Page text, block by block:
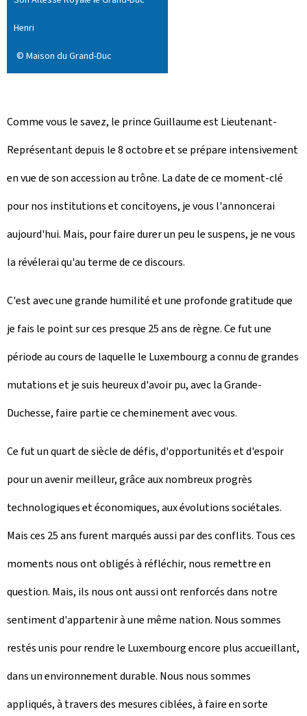
Henri
© Maison du Grand-Duc
Comme vous le savez, le prince Guillaume est Lieutenant-
Représentant depuis le 8 octobre et se prépare intensivement
en vue de son accession au trône. La date de ce moment-clé
pour nos institutions et concitoyens, je vous l'annoncerai
aujourd'hui. Mais, pour faire durer un peu le suspens, je ne vous
la révélerai qu'au terme de ce discours.
C'est avec une grande humilité et une profonde gratitude que
je fais le point sur ces presque 25 ans de règne. Ce fut une
période au cours de laquelle le Luxembourg a connu de grandes
mutations et je suis heureux d'avoir pu, avec la Grande-
Duchesse, faire partie ce cheminement avec vous.
Ce fut un quart de siècle de défis, d'opportunités et d'espoir
pour un avenir meilleur, grâce aux nombreux progrès
technologiques et économiques, aux évolutions sociétales.
Mais ces 25 ans furent marqués aussi par des conflits. Tous ces
moments nous ont obligés à réfléchir, nous remettre en
question. Mais, ils nous ont aussi ont renforcés dans notre
sentiment d'appartenir à une même nation. Nous sommes
restés unis pour rendre le Luxembourg encore plus accueillant,
dans un environnement durable. Nous nous sommes
appliqués, à travers des mesures ciblées, à faire en sorte